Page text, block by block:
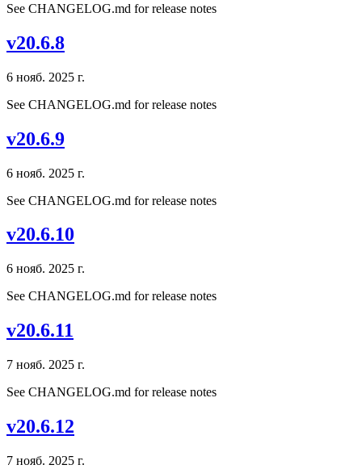
See CHANGELOG.md for release notes
v20.6.8
6 нояб. 2025 г.
See CHANGELOG.md for release notes
v20.6.9
6 нояб. 2025 г.
See CHANGELOG.md for release notes
v20.6.10
6 нояб. 2025 г.
See CHANGELOG.md for release notes
v20.6.11
7 нояб. 2025 г.
See CHANGELOG.md for release notes
v20.6.12
7 нояб. 2025 г.